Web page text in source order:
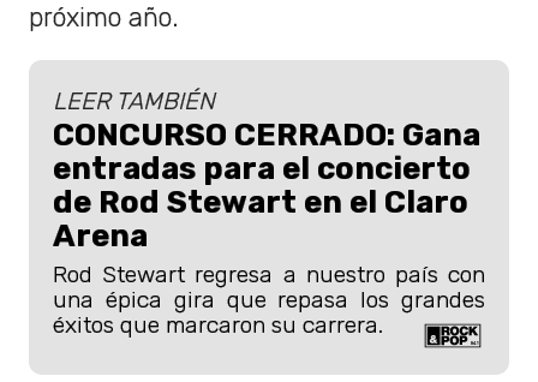
próximo año.
LEER TAMBIÉN
CONCURSO CERRADO: Gana
entradas para el concierto
de Rod Stewart en el Claro
Arena
Rod Stewart regresa a nuestro país con
una épica gira que repasa los grandes
éxitos que marcaron su carrera.